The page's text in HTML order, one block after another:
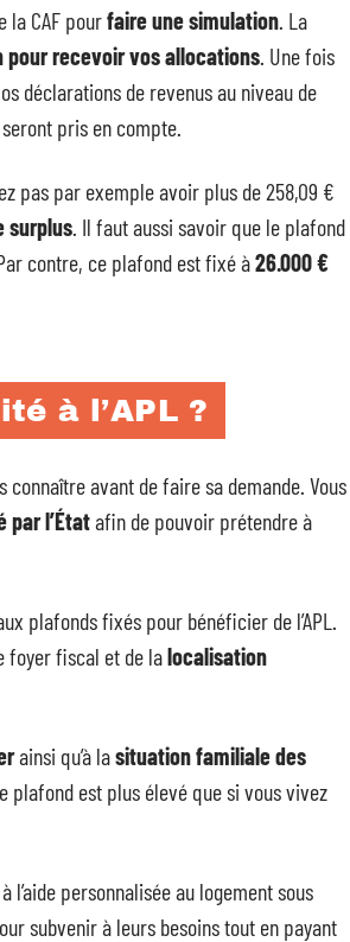
la CAF pourfaire une simulation. La
pour recevoir vos allocations. Une fois
déclarations de revenus au niveau de
seront pris en compte.
pas par exemple avoir plus de 258,09 €
surplus. Il faut aussi savoir que le plafond
contre, ce plafond est fixé à26.000 €
à l’APL ?
avant de faire sa demande. Vous
par l’Étatafin de pouvoir prétendre à
plafonds fixés pour bénéficier de l’APL.
foyer fiscal et de lalocalisation
ainsi qu’à lasituation familiale des
plafond est plus élevé que si vous vivez
personnalisée au logement sous
subvenir à leurs besoins tout en payant